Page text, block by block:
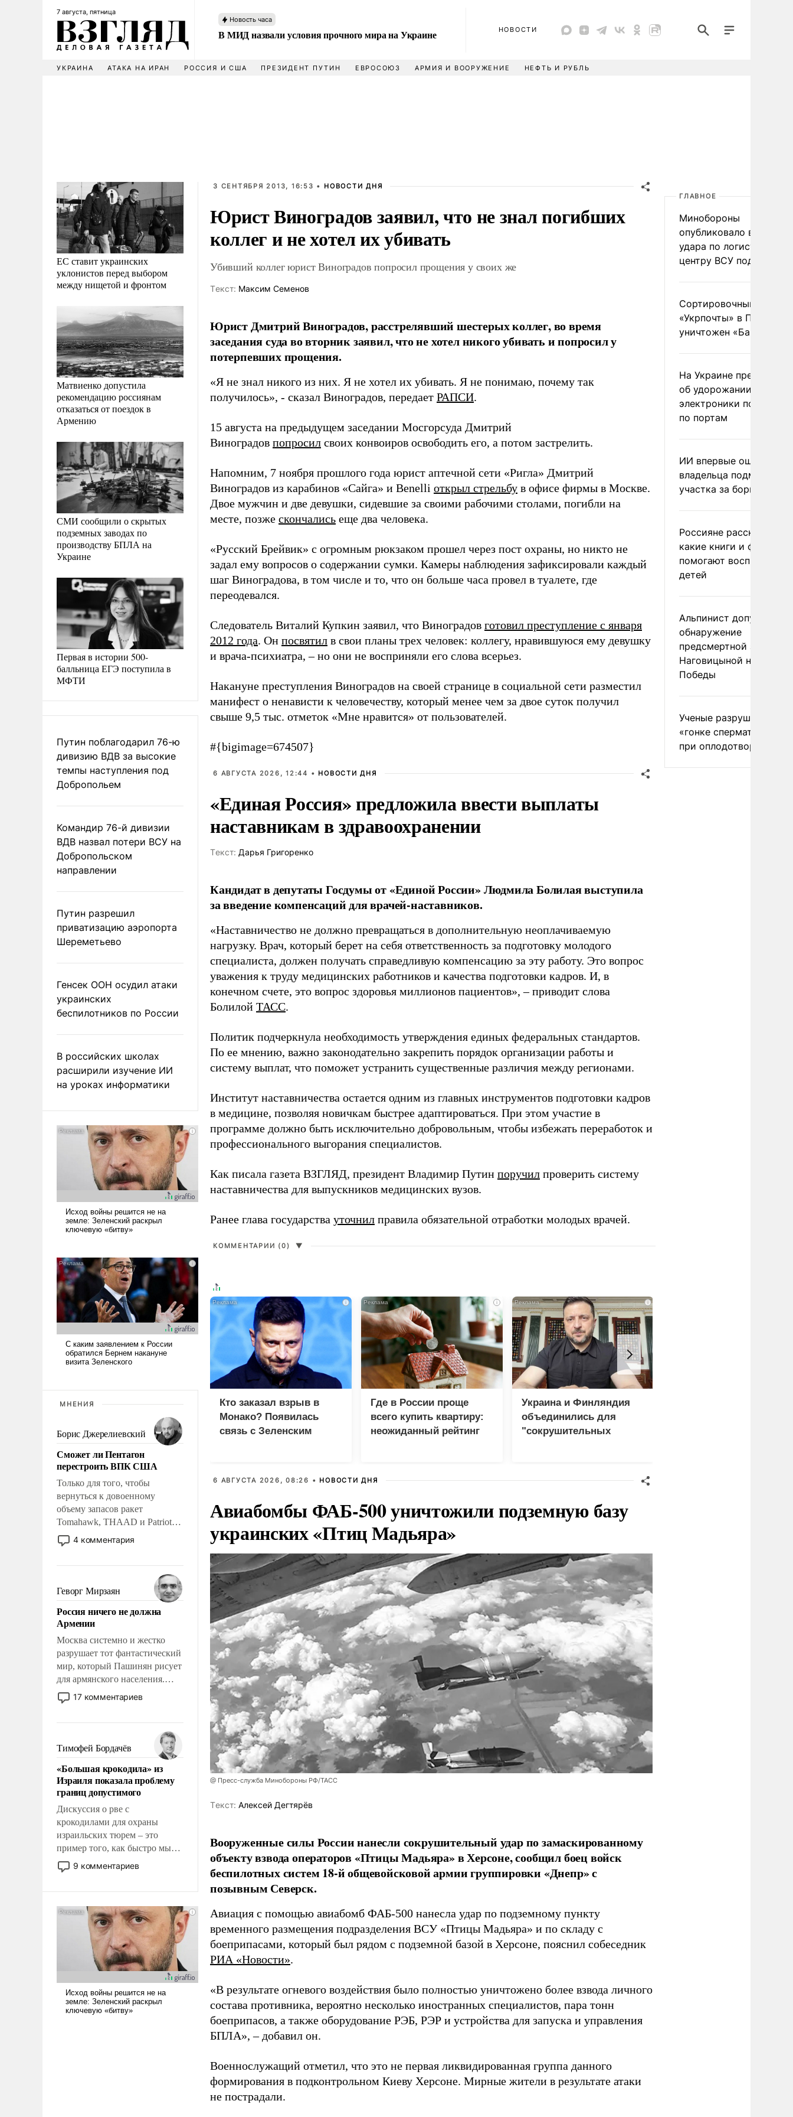
7 августа, пятница
Новость часа
В МИД назвали условия прочного мира на Украине НОВОСТИ
УКРАИНА АТАКА НА ИРАН РОССИЯ И США ПРЕЗИДЕНТ ПУТИН ЕВРОСОЮЗ АРМИЯ И ВООРУЖЕНИЕ НЕФТЬ И РУБЛЬ
ЕС ставит украинских
уклонистов перед выбором
между нищетой и фронтом
Матвиенко допустила
рекомендацию россиянам
отказаться от поездок в
Армению
СМИ сообщили о скрытых
подземных заводах по
производству БПЛА на
Украине
Первая в истории 500-
балльница ЕГЭ поступила в
МФТИ
Путин поблагодарил 76-ю
дивизию ВДВ за высокие
темпы наступления под
Добропольем
Командир 76-й дивизии
ВДВ назвал потери ВСУ на
Добропольском
направлении
Путин разрешил
приватизацию аэропорта
Шереметьево
Генсек ООН осудил атаки
украинских
беспилотников по России
В российских школах
расширили изучение ИИ
на уроках информатики
МНЕНИЯ
Борис Джерелиевский
Сможет ли Пентагон
перестроить ВПК США
Только для того, чтобы
вернуться к довоенному
объему запасов ракет
Tomahawk, THAAD и Patriot
США потребуется более трех
лет. Даже небольшая война с
Сложившаяся ситуация
означает многолетний период
уязвимости США, например,
перед Китаем.
4 комментария
Геворг Мирзаян
Россия ничего не должна
Армении
Москва системно и жестко
разрушает тот фантастический
мир, который Пашинян рисует
для армянского населения.
Мир, где политические
прожекты будут безусловно
налогоплательщиков и где
Еревану за свои поступки не
нужно отвечать.
17 комментариев
Тимофей Бордачёв
«Большая крокодила» из
Израиля показала проблему
границ допустимого
Дискуссия о рве с
крокодилами для охраны
израильских тюрем – это
пример того, как быстро мы
двигаемся по пути
революционных изменений.
псевдонаучной фантастики,
стало всерьез обсуждаемой
9 комментариев
3 СЕНТЯБРЯ 2013, 16:53 • НОВОСТИ ДНЯ
Юрист Виноградов заявил, что не знал погибших
коллег и не хотел их убивать
Убивший коллег юрист Виноградов попросил прощения у своих же
Tекст: Максим Семенов
Юрист Дмитрий Виноградов, расстрелявший шестерых коллег, во время
заседания суда во вторник заявил, что не хотел никого убивать и попросил у
потерпевших прощения.
«Я не знал никого из них. Я не хотел их убивать. Я не понимаю, почему так
получилось», - сказал Виноградов, передает РАПСИ.
15 августа на предыдущем заседании Мосгорсуда Дмитрий
Виноградов попросил своих конвоиров освободить его, а потом застрелить.
Напомним, 7 ноября прошлого года юрист аптечной сети «Ригла» Дмитрий
Виноградов из карабинов «Сайга» и Benelli открыл стрельбу в офисе фирмы в Москве.
Двое мужчин и две девушки, сидевшие за своими рабочими столами, погибли на
месте, позже скончались еще два человека.
«Русский Брейвик» с огромным рюкзаком прошел через пост охраны, но никто не
задал ему вопросов о содержании сумки. Камеры наблюдения зафиксировали каждый
шаг Виноградова, в том числе и то, что он больше часа провел в туалете, где
переодевался.
Следователь Виталий Купкин заявил, что Виноградов готовил преступление с января
2012 года. Он посвятил в свои планы трех человек: коллегу, нравившуюся ему девушку
и врача-психиатра, – но они не восприняли его слова всерьез.
Накануне преступления Виноградов на своей странице в социальной сети разместил
манифест о ненависти к человечеству, который менее чем за двое суток получил
свыше 9,5 тыс. отметок «Мне нравится» от пользователей.
#{bigimage=674507}
6 АВГУСТА 2026, 12:44 • НОВОСТИ ДНЯ
«Единая Россия» предложила ввести выплаты
наставникам в здравоохранении
Tекст: Дарья Григоренко
Кандидат в депутаты Госдумы от «Единой России» Людмила Болилая выступила
за введение компенсаций для врачей-наставников.
«Наставничество не должно превращаться в дополнительную неоплачиваемую
нагрузку. Врач, который берет на себя ответственность за подготовку молодого
специалиста, должен получать справедливую компенсацию за эту работу. Это вопрос
уважения к труду медицинских работников и качества подготовки кадров. И, в
конечном счете, это вопрос здоровья миллионов пациентов», – приводит слова
Болилой ТАСС.
Политик подчеркнула необходимость утверждения единых федеральных стандартов.
По ее мнению, важно законодательно закрепить порядок организации работы и
систему выплат, что поможет устранить существенные различия между регионами.
Институт наставничества остается одним из главных инструментов подготовки кадров
в медицине, позволяя новичкам быстрее адаптироваться. При этом участие в
программе должно быть исключительно добровольным, чтобы избежать переработок и
профессионального выгорания специалистов.
Как писала газета ВЗГЛЯД, президент Владимир Путин поручил проверить систему
наставничества для выпускников медицинских вузов.
Ранее глава государства уточнил правила обязательной отработки молодых врачей.
КОММЕНТАРИИ (0) ▼
i
Кто заказал взрыв в
Монако? Появилась
связь с Зеленским
i
Где в России проще
всего купить квартиру:
неожиданный рейтинг
i
Украина и Финляндия
объединились для
"сокрушительных
6 АВГУСТА 2026, 08:26 • НОВОСТИ ДНЯ
Авиабомбы ФАБ-500 уничтожили подземную базу
украинских «Птиц Мадьяра»
@ Пресс-служба Минобороны РФ/ТАСС
Tекст: Алексей Дегтярёв
Вооруженные силы России нанесли сокрушительный удар по замаскированному
объекту взвода операторов «Птицы Мадьяра» в Херсоне, сообщил боец войск
беспилотных систем 18-й общевойсковой армии группировки «Днепр» с
позывным Северск.
Авиация с помощью авиабомб ФАБ-500 нанесла удар по подземному пункту
временного размещения подразделения ВСУ «Птицы Мадьяра» и по складу с
боеприпасами, который был рядом с подземной базой в Херсоне, пояснил собеседник
РИА «Новости».
«В результате огневого воздействия было полностью уничтожено более взвода личного
состава противника, вероятно несколько иностранных специалистов, пара тонн
боеприпасов, а также оборудование РЭБ, РЭР и устройства для запуска и управления
БПЛА», – добавил он.
Военнослужащий отметил, что это не первая ликвидированная группа данного
формирования в подконтрольном Киеву Херсоне. Мирные жители в результате атаки
не пострадали.
ГЛАВНОЕ
Минобороны
опубликовало видео
удара по
центру ВСУ под Киевом
Сортировочный пункт
«Укрпочты» в
уничтожен
На Украине
об удорожании
электроники после
по портам
ИИ впервые
владельца
участка за борщевик
Россияне рассказали,
какие книги и фильмы
помогают воспитывать
детей
Альпинист допустил
обнаружение
предсмертной записки
Наговицыной на пике
Победы
Ученые разрушили миф
«гонке
при оплодотворении